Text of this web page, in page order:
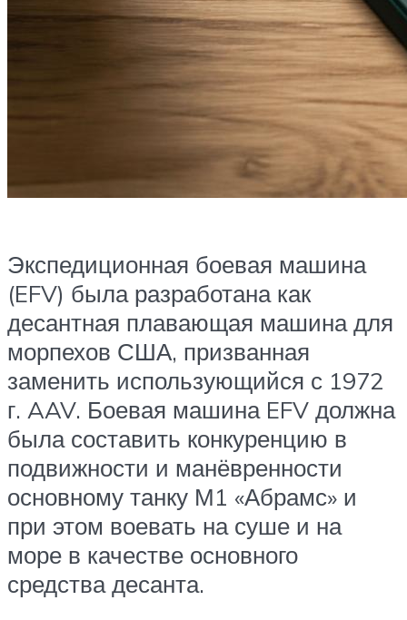
Экспедиционная боевая машина
(EFV) была разработана как
десантная плавающая машина для
морпехов США, призванная
заменить использующийся с 1972
г. AAV. Боевая машина EFV должна
была составить конкуренцию в
подвижности и манёвренности
основному танку М1 «Абрамс» и
при этом воевать на суше и на
море в качестве основного
средства десанта.